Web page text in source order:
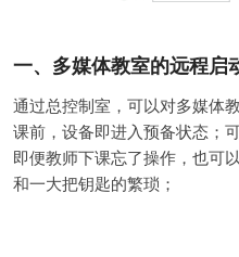
一、多媒体教室的远程启
通过总控制室，可以对多媒体
课前，设备即进入预备状态；
即便教师下课忘了操作，也可
和一大把钥匙的繁琐；